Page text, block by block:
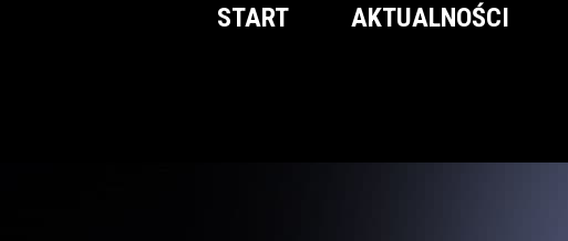
START AKTUALNOŚCI